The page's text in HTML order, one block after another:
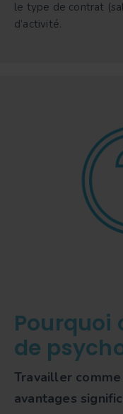
le type de contrat
d’activité.
Pourquoi
de
Travailler comme
avantages